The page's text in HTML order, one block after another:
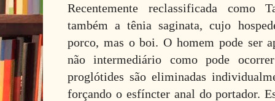
Recentemente reclassificada como
também a tênia saginata, cujo
porco, mas o boi. O homem pode ser
não intermediário como pode
proglótides são eliminadas
forçando o esfíncter anal do portador.